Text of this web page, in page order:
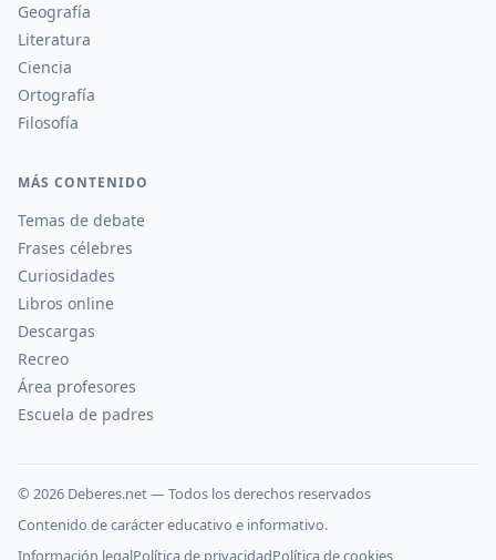
Geografía
Literatura
Ciencia
Ortografía
Filosofía
MÁS CONTENIDO
Temas de debate
Frases célebres
Curiosidades
Libros online
Descargas
Recreo
Área profesores
Escuela de padres
© 2026 Deberes.net — Todos los derechos reservados
Contenido de carácter educativo e informativo.
Información legalPolítica de privacidadPolítica de cookies